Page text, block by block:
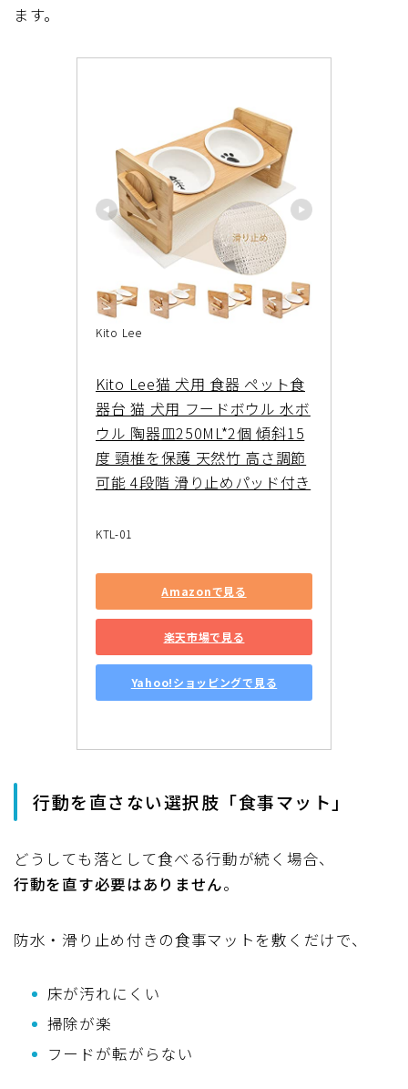
ます。
Kito Lee
Kito Lee猫 犬用 食器 ペット食
器台 猫 犬用 フードボウル 水ボ
ウル 陶器皿250ML*2個 傾斜15
度 頸椎を保護 天然竹 高さ調節
可能 4段階 滑り止めパッド付き
KTL-01
Amazonで見る
楽天市場で見る
Yahoo!ショッピングで見る
行動を直さない選択肢「食事マット」
どうしても落として食べる行動が続く場合、
行動を直す必要はありません。
防水・滑り止め付きの食事マットを敷くだけで、
床が汚れにくい
掃除が楽
フードが転がらない